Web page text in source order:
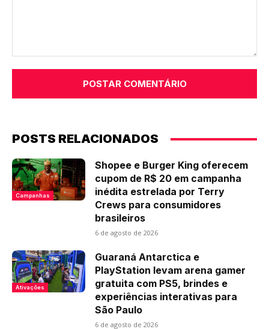
POSTS RELACIONADOS
Campanhas
Shopee e Burger King oferecem
cupom de R$ 20 em campanha
inédita estrelada por Terry
Crews para consumidores
brasileiros
6 de agosto de 2026
Ativações
Guaraná Antarctica e
PlayStation levam arena gamer
gratuita com PS5, brindes e
experiências interativas para
São Paulo
6 de agosto de 2026